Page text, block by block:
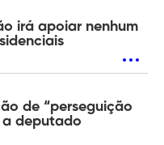
irá apoiar nenhum
de “perseguição
deputado